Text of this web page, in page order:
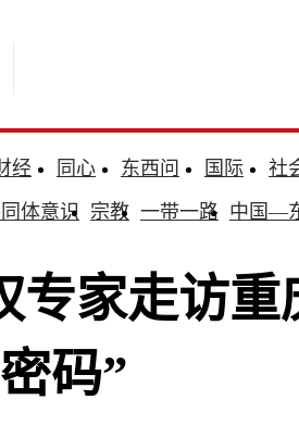
经 同心 东西问 国际
社
体意识 宗教 一带一路 中国—
专家走访
码”